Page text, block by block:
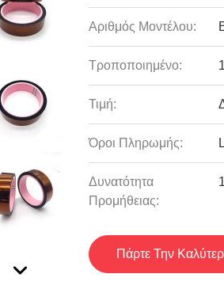
Αριθμός Μοντέλου:
Τροποποιημένο:
Τιμή:
Όροι Πληρωμής:
Δυνατότητα
Προμήθειας:
Πάρτε Την